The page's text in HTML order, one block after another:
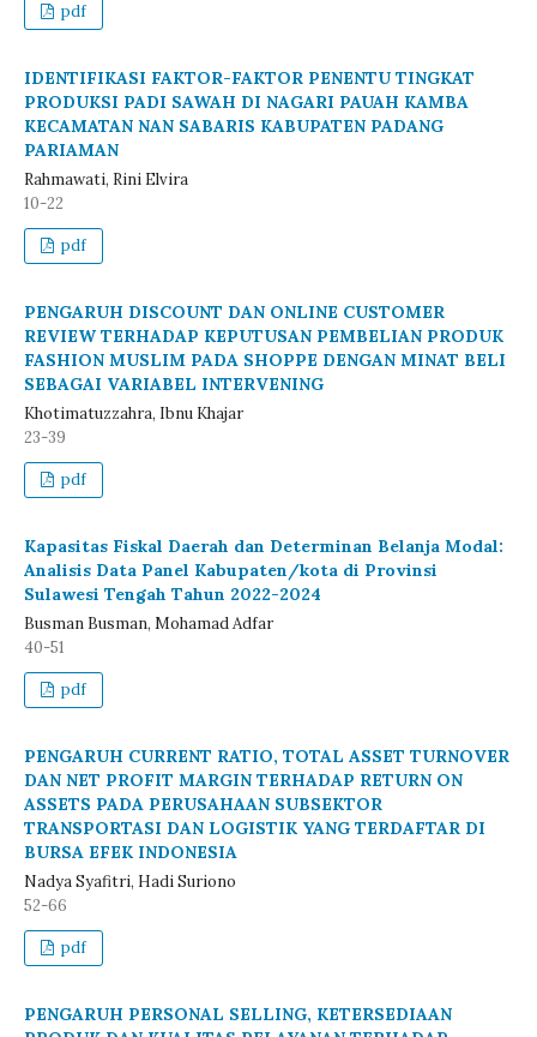
pdf
IDENTIFIKASI FAKTOR-FAKTOR PENENTU TINGKAT
PRODUKSI PADI SAWAH DI NAGARI PAUAH KAMBA
KECAMATAN NAN SABARIS KABUPATEN PADANG
PARIAMAN
Rahmawati, Rini Elvira
10-22
pdf
PENGARUH DISCOUNT DAN ONLINE CUSTOMER
REVIEW TERHADAP KEPUTUSAN PEMBELIAN PRODUK
FASHION MUSLIM PADA SHOPPE DENGAN MINAT BELI
SEBAGAI VARIABEL INTERVENING
Khotimatuzzahra, Ibnu Khajar
23-39
pdf
Kapasitas Fiskal Daerah dan Determinan Belanja Modal:
Analisis Data Panel Kabupaten/kota di Provinsi
Sulawesi Tengah Tahun 2022-2024
Busman Busman, Mohamad Adfar
40-51
pdf
PENGARUH CURRENT RATIO, TOTAL ASSET TURNOVER
DAN NET PROFIT MARGIN TERHADAP RETURN ON
ASSETS PADA PERUSAHAAN SUBSEKTOR
TRANSPORTASI DAN LOGISTIK YANG TERDAFTAR DI
BURSA EFEK INDONESIA
Nadya Syafitri, Hadi Suriono
52-66
pdf
PENGARUH PERSONAL SELLING, KETERSEDIAAN